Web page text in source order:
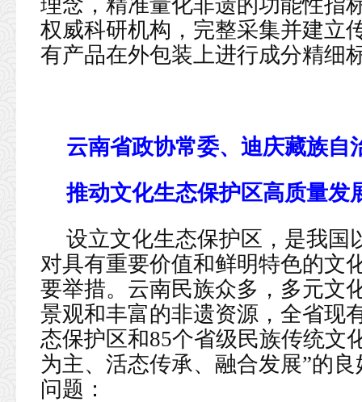
理念，精准量化非遗的功能性指
权威科研机构，完整采集并建立
有产品在外包装上进行成分精细
云南省政协常委、迪庆藏族自
推动文化生态保护区高质量发
设立文化生态保护区，是我国
对具有重要价值和鲜明特色的文
要举措。云南民族众多，多元文
景观和丰富的非遗资源，全省现
态保护区和85个省级民族传统文
为主、活态传承、融合发展”的
问题：